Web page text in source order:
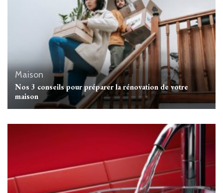
Maison
Nos 3 conseils pour préparer la rénovation de votre
maison